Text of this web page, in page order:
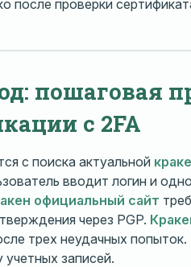
после проверки
пошаговая
с 2FA
с поиска актуальной
вводит логин и
официальный сайт
через PGP.
трех неудачных попыток.
учетных записей.